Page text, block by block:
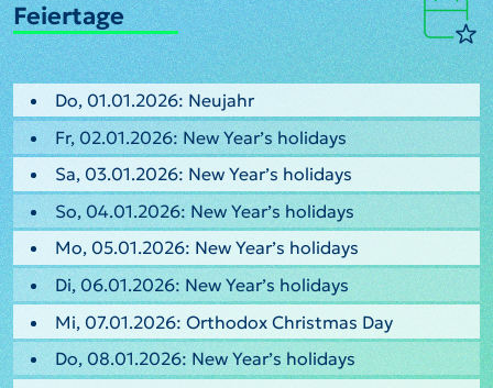
Feiertage
Do, 01.01.2026: Neujahr
Fr, 02.01.2026: New Year’s holidays
Sa, 03.01.2026: New Year’s holidays
So, 04.01.2026: New Year’s holidays
Mo, 05.01.2026: New Year’s holidays
Di, 06.01.2026: New Year’s holidays
Mi, 07.01.2026: Orthodox Christmas Day
Do, 08.01.2026: New Year’s holidays